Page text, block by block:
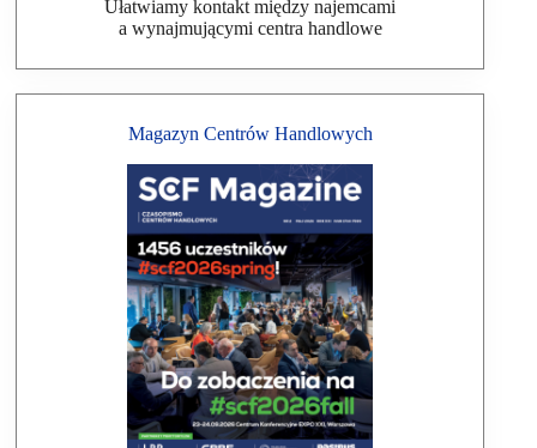
Ułatwiamy kontakt między najemcami
a wynajmującymi centra handlowe
Magazyn Centrów Handlowych